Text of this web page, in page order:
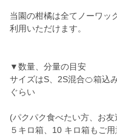
当園の柑橘は全てノーワッ
利用いただけます。
▼数量、分量の目安
サイズはS、2S混合🍊箱込
ぐらい
(パクパク食べたい方、お
５キロ箱、10 キロ箱もご